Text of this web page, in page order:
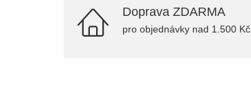
Doprava ZDARMA
pro objednávky nad 1.500 Kč